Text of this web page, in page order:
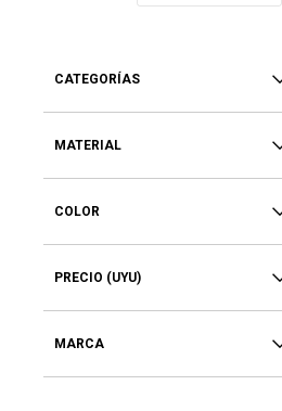
CATEGORÍAS
MATERIAL
COLOR
PRECIO (UYU)
MARCA